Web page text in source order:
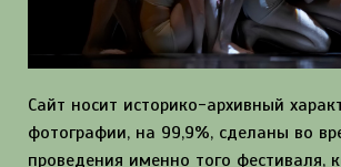
Сайт носит историко-архивный
фотографии, на 99,9%, сделаны во
проведения именно того фестиваля,